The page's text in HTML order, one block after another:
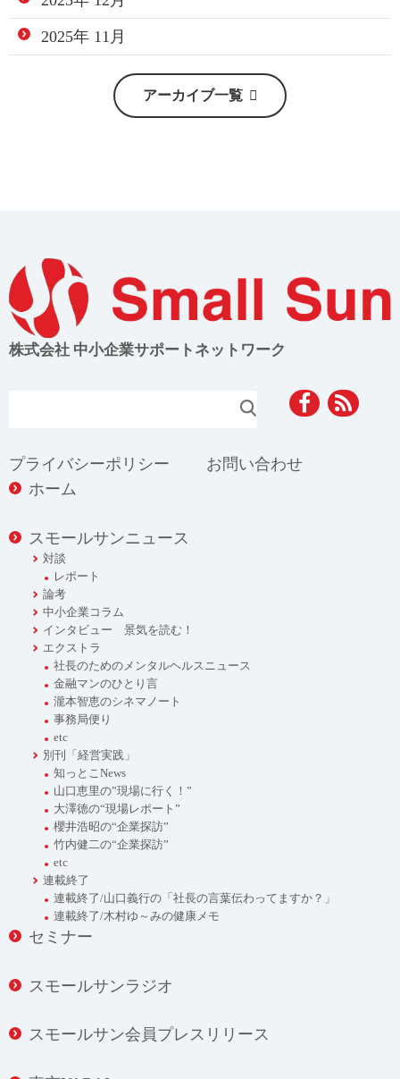
2025年 11月
アーカイブ一覧
株式会社 中小企業サポートネットワーク
プライバシーポリシー
お問い合わせ
ホーム
スモールサンニュース
対談
レポート
論考
中小企業コラム
インタビュー 景気を読む！
エクストラ
社長のためのメンタルヘルスニュース
金融マンのひとり言
瀧本智恵のシネマノート
事務局便り
etc
別刊「経営実践」
知っとこNews
山口恵里の”現場に行く！”
大澤徳の“現場レポート”
櫻井浩昭の“企業探訪”
竹内健二の“企業探訪”
etc
連載終了
連載終了/山口義行の「社長の言葉伝わってますか？」
連載終了/木村ゆ～みの健康メモ
セミナー
スモールサンラジオ
スモールサン会員プレスリリース